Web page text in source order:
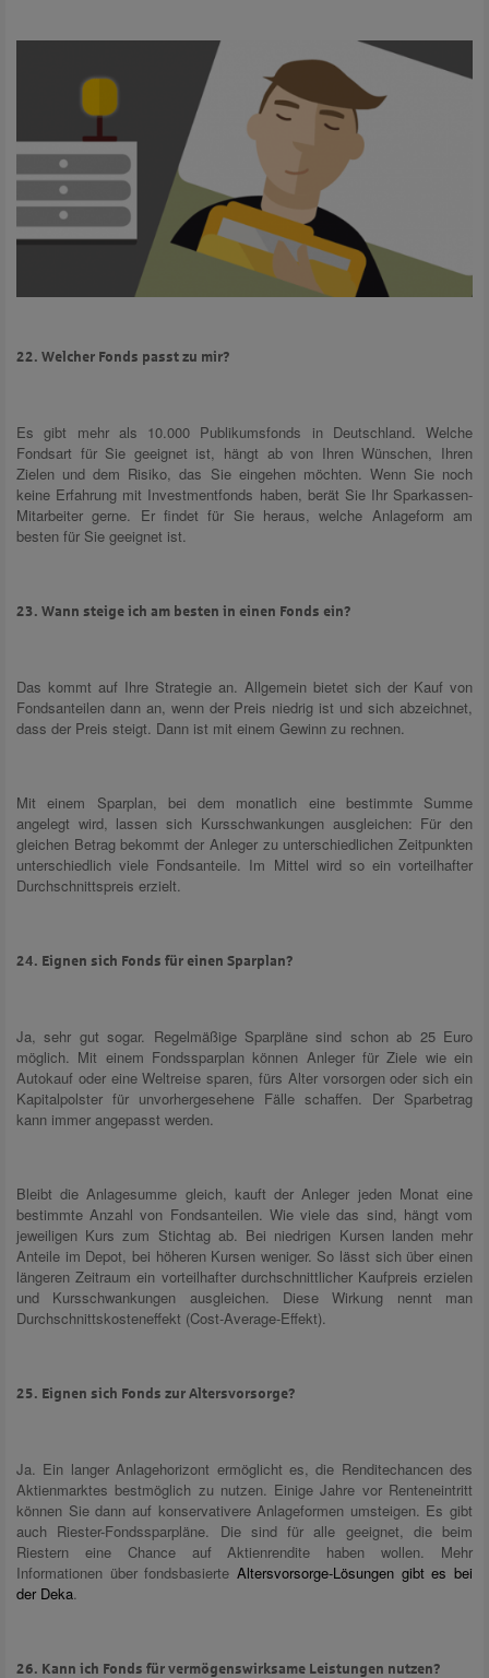
22. Welcher Fonds passt zu mir?
Es gibt mehr als 10.000 Publikumsfonds in Deutschland. Welche
Fondsart für Sie geeignet ist, hängt ab von Ihren Wünschen, Ihren
Zielen und dem Risiko, das Sie eingehen möchten. Wenn Sie noch
keine Erfahrung mit Investmentfonds haben, berät Sie Ihr Sparkassen-
Mitarbeiter gerne. Er findet für Sie heraus, welche Anlageform am
besten für Sie geeignet ist.
23. Wann steige ich am besten in einen Fonds ein?
Das kommt auf Ihre Strategie an. Allgemein bietet sich der Kauf von
Fondsanteilen dann an, wenn der Preis niedrig ist und sich abzeichnet,
dass der Preis steigt. Dann ist mit einem Gewinn zu rechnen.
Mit einem Sparplan, bei dem monatlich eine bestimmte Summe
angelegt wird, lassen sich Kursschwankungen ausgleichen: Für den
gleichen Betrag bekommt der Anleger zu unterschiedlichen Zeitpunkten
unterschiedlich viele Fondsanteile. Im Mittel wird so ein vorteilhafter
Durchschnittspreis erzielt.
24. Eignen sich Fonds für einen Sparplan?
Ja, sehr gut sogar. Regelmäßige Sparpläne sind schon ab 25 Euro
möglich. Mit einem Fondssparplan können Anleger für Ziele wie ein
Autokauf oder eine Weltreise sparen, fürs Alter vorsorgen oder sich ein
Kapitalpolster für unvorhergesehene Fälle schaffen. Der Sparbetrag
kann immer angepasst werden.
Bleibt die Anlagesumme gleich, kauft der Anleger jeden Monat eine
bestimmte Anzahl von Fondsanteilen. Wie viele das sind, hängt vom
jeweiligen Kurs zum Stichtag ab. Bei niedrigen Kursen landen mehr
Anteile im Depot, bei höheren Kursen weniger. So lässt sich über einen
längeren Zeitraum ein vorteilhafter durchschnittlicher Kaufpreis erzielen
und Kursschwankungen ausgleichen. Diese Wirkung nennt man
Durchschnittskosteneffekt (Cost-Average-Effekt).
25. Eignen sich Fonds zur Altersvorsorge?
Ja. Ein langer Anlagehorizont ermöglicht es, die Renditechancen des
Aktienmarktes bestmöglich zu nutzen. Einige Jahre vor Renteneintritt
können Sie dann auf konservativere Anlageformen umsteigen. Es gibt
auch Riester-Fondssparpläne. Die sind für alle geeignet, die beim
Riestern eine Chance auf Aktienrendite haben wollen. Mehr
Informationen über fondsbasierte Altersvorsorge-Lösungen gibt es bei
der Deka.
26. Kann ich Fonds für vermögenswirksame Leistungen nutzen?